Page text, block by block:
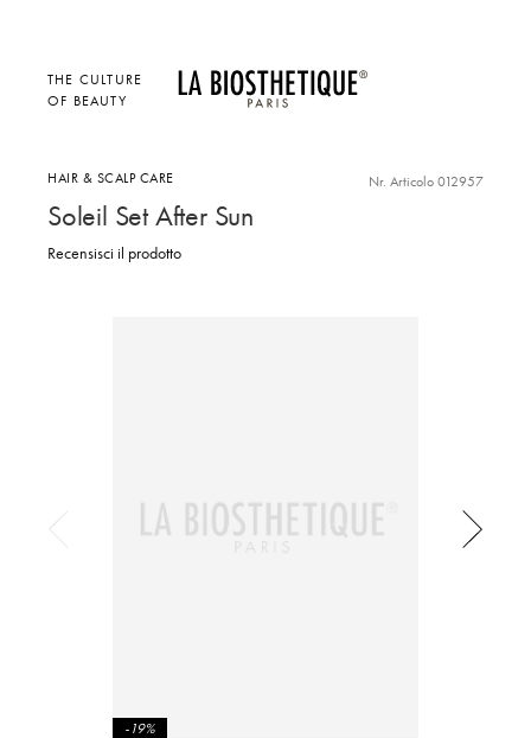
THE CULTURE
OF BEAUTY
HAIR & SCALP CARE Nr. Articolo 012957
Soleil Set After Sun
Recensisci il prodotto
-19%